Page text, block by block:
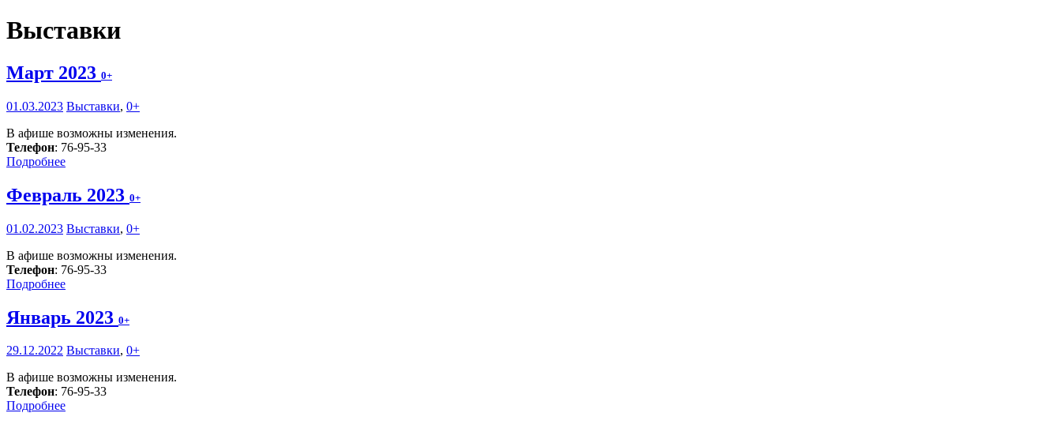
Выставки
Март 2023 0+
01.03.2023 Выставки, 0+
В афише возможны изменения.
Телефон: 76-95-33
Подробнее
Февраль 2023 0+
01.02.2023 Выставки, 0+
В афише возможны изменения.
Телефон: 76-95-33
Подробнее
Январь 2023 0+
29.12.2022 Выставки, 0+
В афише возможны изменения.
Телефон: 76-95-33
Подробнее